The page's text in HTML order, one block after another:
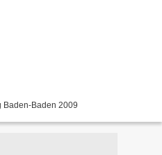
Baden-Baden 2009